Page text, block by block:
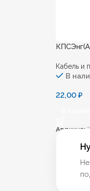
Кабель и
В
22,00 ₽
Артикул: